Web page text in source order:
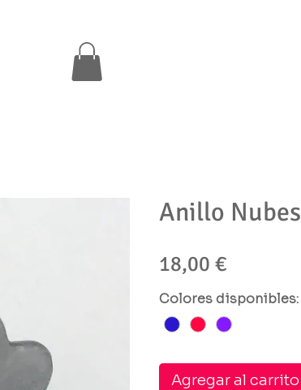
Anillo Nubes
18,00 €
Colores disponibles:
Agregar al carrito